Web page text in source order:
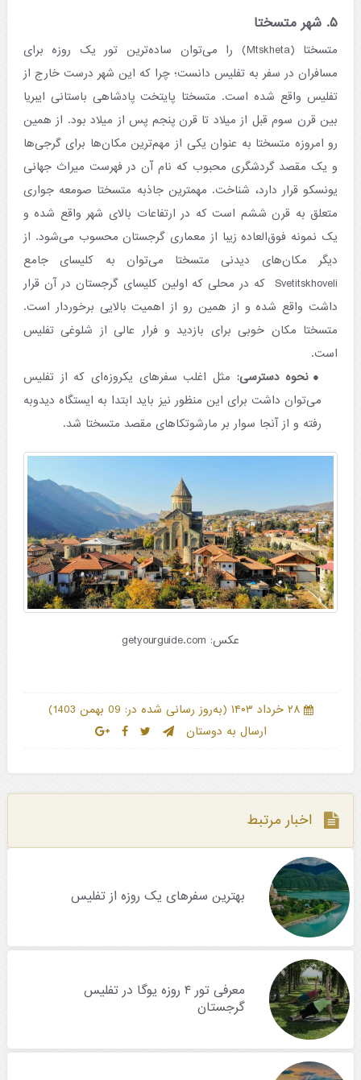
۵. شهر متسختا
متسختا (Mtskheta) را می‌توان ساده‌ترین تور یک روزه برای
مسافران در سفر به تفلیس دانست؛ چرا که این شهر درست خارج از
تفلیس واقع شده است. متسختا پایتخت پادشاهی باستانی ایبریا
بین قرن سوم قبل از میلاد تا قرن پنجم پس از میلاد بود. از همین
رو امروزه متسختا به عنوان یکی از مهم‌ترین مکان‌ها برای گرجی‌ها
و یک مقصد گردشگری محبوب که نام آن در فهرست میراث جهانی
یونسکو قرار دارد، شناخت. مهمترین جاذبه متسختا صومعه جواری
متعلق به قرن ششم است که در ارتفاعات بالای شهر واقع شده و
یک نمونه فوق‌العاده زیبا از معماری گرجستان محسوب می‌شود. از
دیگر مکان‌های دیدنی متسختا می‌توان به کلیسای جامع
Svetitskhoveli که در محلی که اولین کلیسای گرجستان در آن قرار
داشت واقع شده و از همین رو از اهمیت بالایی برخوردار است.
متسختا مکان خوبی برای بازدید و فرار عالی از شلوغی تفلیس
است.
نحوه دسترسی: مثل اغلب سفرهای یکروزه‌ای که از تفلیس
می‌توان داشت برای این منظور نیز باید ابتدا به ایستگاه دیدوبه
رفته و از آنجا سوار بر مارشوتکاهای مقصد متسختا شد.
عکس: getyourguide.com
۲۸ خرداد ۱۴۰۳ (به‌روز رسانی شده در: 09 بهمن 1403
)
ارسال به دوستان
اخبار مرتبط
بهترین سفرهای یک روزه از تفلیس
معرفی تور ۴ روزه یوگا در تفلیس
گرجستان